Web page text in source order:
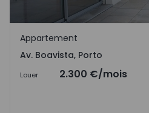
Av. Boavista, Porto
Appartement
Av. Boavista, Porto
Louer 2.300 €/mois